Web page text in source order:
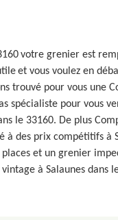
votre grenier est
et vous voulez en
trouvé pour vous une
spécialiste pour vous
le 33160. De plus
à des prix compétitifs à
et un grenier
à Salaunes dans